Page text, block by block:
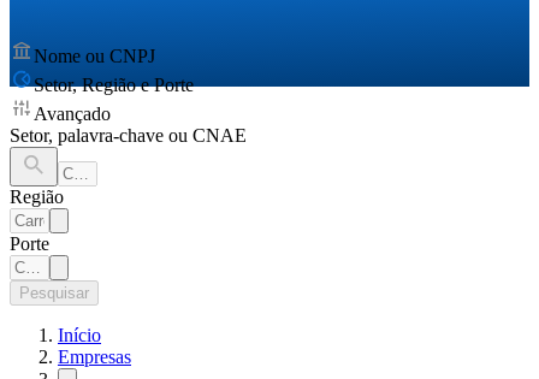
Nome ou CNPJ
Setor, Região e Porte
Avançado
Setor, palavra-chave ou CNAE
Região
Porte
Pesquisar
Início
Empresas